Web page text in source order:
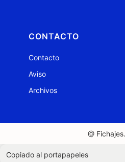
CONTACTO
Contacto
Aviso
Archivos
@
Copiado al portapapeles